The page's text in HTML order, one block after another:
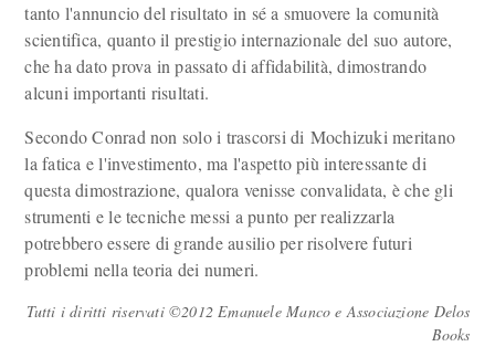
tanto l'annuncio del risultato in sé a smuovere la comunità
scientifica, quanto il prestigio internazionale del suo autore,
che ha dato prova in passato di affidabilità, dimostrando
alcuni importanti risultati.
Secondo Conrad non solo i trascorsi di Mochizuki meritano
la fatica e l'investimento, ma l'aspetto più interessante di
questa dimostrazione, qualora venisse convalidata, è che gli
strumenti e le tecniche messi a punto per realizzarla
potrebbero essere di grande ausilio per risolvere futuri
problemi nella teoria dei numeri.
Tutti i diritti riservati ©2012 Emanuele Manco e Associazione Delos
Books